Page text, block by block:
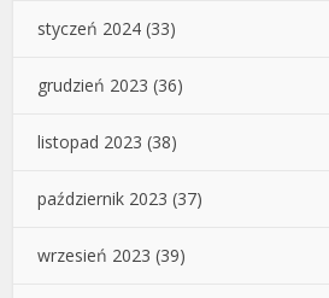
styczeń 2024 (33)
grudzień 2023 (36)
listopad 2023 (38)
październik 2023 (37)
wrzesień 2023 (39)